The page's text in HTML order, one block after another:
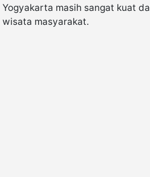
Yogyakarta masih sangat kuat
wisata masyarakat.